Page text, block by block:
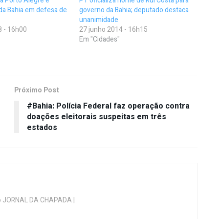
Bahia em defesa de
- 16h00
governo da Bahia; deputado destaca
unanimidade
27 junho 2014 - 16h15
Em "Cidades"
Próximo Post
#Bahia: Polícia Federal faz operação contra
doações eleitorais suspeitas em três
estados
DA CHAPADA |